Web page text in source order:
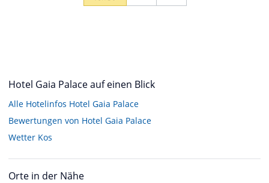
Hotel Gaia Palace auf einen Blick
Alle Hotelinfos Hotel Gaia Palace
Bewertungen von Hotel Gaia Palace
Wetter Kos
Orte in der Nähe